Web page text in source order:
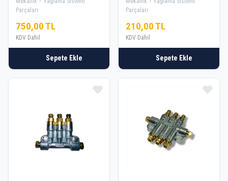
Parçaları
750,00 TL
KDV Dahil
Sepete Ekle
Parçaları
210,00 TL
KDV Dahil
Sepete Ekle